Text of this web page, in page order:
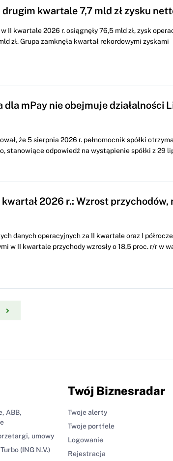
kwartale 7,7 mld zł zysku
II kwartale 2026 r. osiągnęły 76,5 mld zł, zysk
zł. Grupa zamknęła kwartał rekordowymi zyskami
dla mPay nie obejmuje działalności
że 5 sierpnia 2026 r. pełnomocnik spółki
stanowiące odpowiedź na wystąpienie spółki z 29
2026 r.: Wzrost przychodów,
danych operacyjnych za II kwartale oraz I
w II kwartale przychody wzrosły o 18,5 proc. r/r w
ABB,
umowy
(ING N.V.)
Twój Biznesradar
Twoje alerty
Twoje portfele
Logowanie
Rejestracja